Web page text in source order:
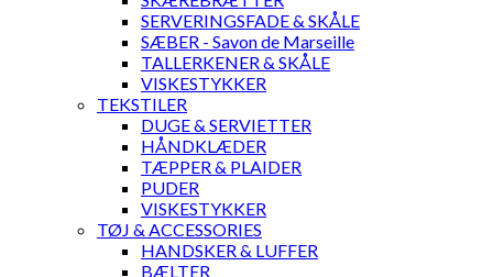
SERVERINGSFADE & SKÅLE
SÆBER - Savon de Marseille
TALLERKENER & SKÅLE
VISKESTYKKER
TEKSTILER
DUGE & SERVIETTER
HÅNDKLÆDER
TÆPPER & PLAIDER
PUDER
VISKESTYKKER
TØJ & ACCESSORIES
HANDSKER & LUFFER
BÆLTER